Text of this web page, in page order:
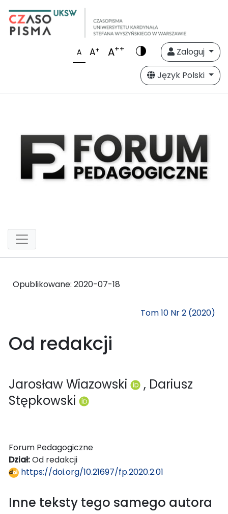
A A+ A++
Zaloguj
Język Polski
Opublikowane: 2020-07-18
Tom 10 Nr 2 (2020)
Od redakcji
Jarosław Wiazowski
, Dariusz
Stępkowski
Forum Pedagogiczne
Dział:Od redakcji
https://doi.org/10.21697/fp.2020.2.01
Inne teksty tego samego autora